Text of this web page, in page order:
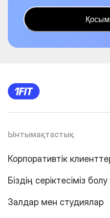
Ынтымақтастық
Корпоративтік
Біздің серіктесіміз болу
Залдар мен студиялар